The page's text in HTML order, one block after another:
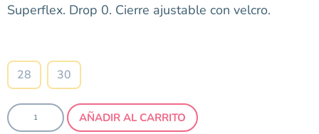
Superflex. Drop 0. Cierre ajustable con velcro.
28 30
AÑADIR AL CARRITO